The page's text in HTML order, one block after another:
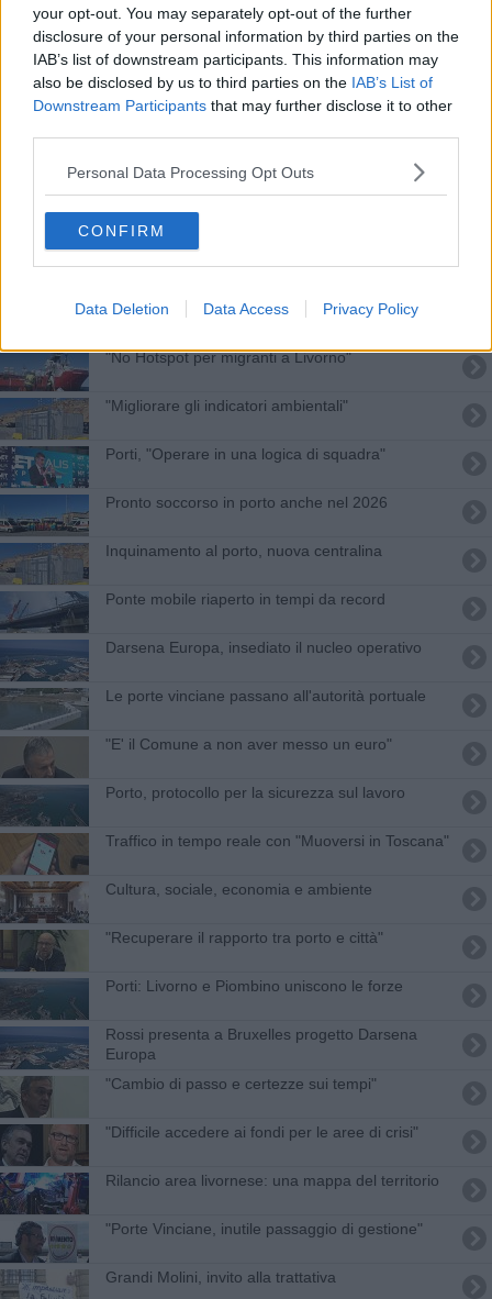
your opt-out. You may separately opt-out of the further
disclosure of your personal information by third parties on the
IAB’s list of downstream participants. This information may
also be disclosed by us to third parties on the IAB’s List of
Downstream Participants that may further disclose it to other
Personal Data Processing Opt Outs
CONFIRM
Data Deletion Data Access Privacy Policy
Vivicittà, vince Antonio Del Vecchio
Porti, "serve un elbano nel Comitato di gestione"
Logistica automotive, focus in Prefettura
Darsena Vecchia, prosegue il restyling
Al via gli Italian Port Days
Lavori al ponte mobile, il cronoprogramma
"No Hotspot per migranti a Livorno"
"Migliorare gli indicatori ambientali"
Porti, "Operare in una logica di squadra"
Pronto soccorso in porto anche nel 2026
Inquinamento al porto, nuova centralina
Ponte mobile riaperto in tempi da record
Darsena Europa, insediato il nucleo operativo
Le porte vinciane passano all'autorità portuale
"E' il Comune a non aver messo un euro"
Porto, protocollo per la sicurezza sul lavoro
Traffico in tempo reale con "Muoversi in Toscana"
Cultura, sociale, economia e ambiente
"Recuperare il rapporto tra porto e città"
Porti: Livorno e Piombino uniscono le forze
Rossi presenta a Bruxelles progetto Darsena
Europa
"Cambio di passo e certezze sui tempi"
"Difficile accedere ai fondi per le aree di crisi"
Rilancio area livornese: una mappa del territorio
"Porte Vinciane, inutile passaggio di gestione"
Grandi Molini, invito alla trattativa